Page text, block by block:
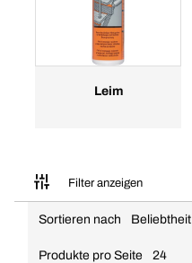
Leim
Filter anzeigen
Sortieren nach Beliebtheit
Produkte pro Seite
24